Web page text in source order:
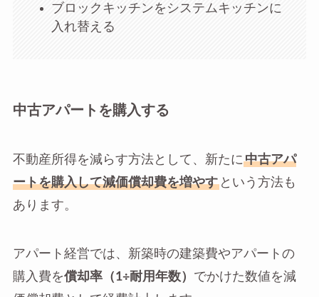
ブロックキッチンをシステムキッチンに
入れ替える
中古アパートを購入する
不動産所得を減らす方法として、新たに 中古アパ
ートを購入して減価償却費を増やすという方法も
あります。
アパート経営では、新築時の建築費やアパートの
購入費を償却率（1÷耐用年数） でかけた数値を減